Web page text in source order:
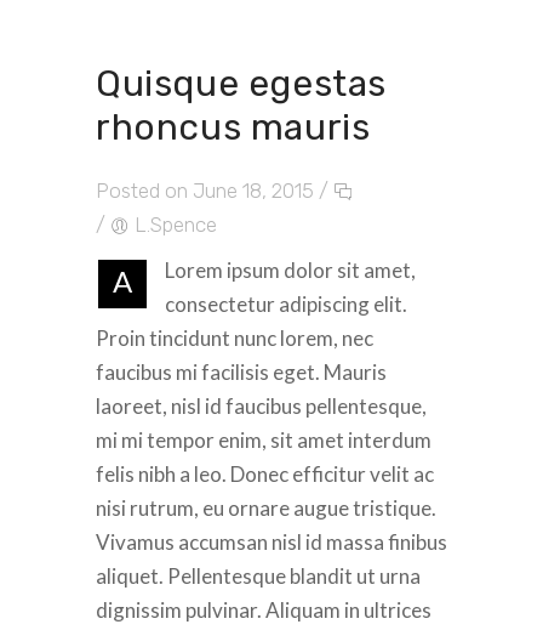
Quisque egestas
rhoncus mauris
Posted on June 18, 2015 /
/
L.Spence
A
Lorem ipsum dolor sit amet,
consectetur adipiscing elit.
Proin tincidunt nunc lorem, nec
faucibus mi facilisis eget. Mauris
laoreet, nisl id faucibus pellentesque,
mi mi tempor enim, sit amet interdum
felis nibh a leo. Donec efficitur velit ac
nisi rutrum, eu ornare augue tristique.
Vivamus accumsan nisl id massa finibus
aliquet. Pellentesque blandit ut urna
dignissim pulvinar. Aliquam in ultrices